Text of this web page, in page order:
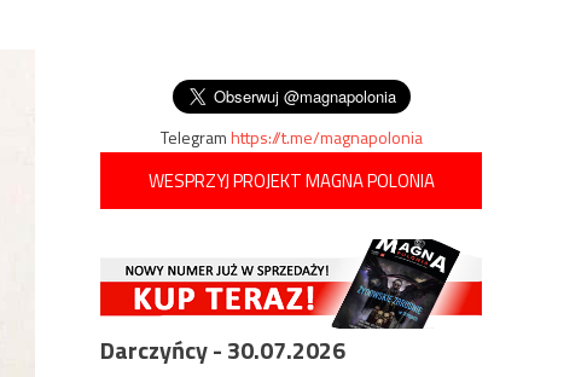
Telegramhttps://t.me/magnapolonia
WESPRZYJ PROJEKT MAGNA POLONIA
Darczyńcy - 30.07.2026